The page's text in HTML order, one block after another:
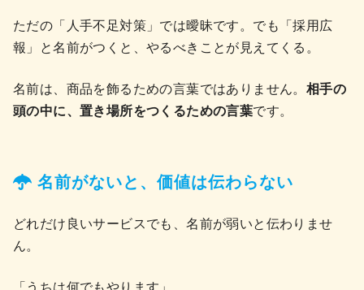
ただの「人手不足対策」では曖昧です。でも「採用広
報」と名前がつくと、やるべきことが見えてくる。
名前は、商品を飾るための言葉ではありません。 相手の
頭の中に、置き場所をつくるための言葉です。
名前がないと、価値は伝わらない
どれだけ良いサービスでも、名前が弱いと伝わりませ
ん。